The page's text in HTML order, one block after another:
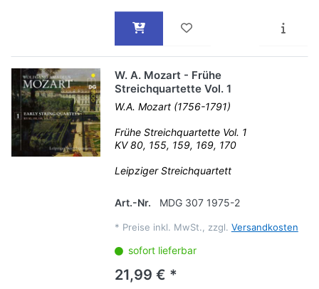
W. A. Mozart - Frühe
Streichquartette Vol. 1
W.A. Mozart (1756-1791)
Frühe Streichquartette Vol. 1
KV 80, 155, 159, 169, 170
Leipziger Streichquartett
Art.-Nr. MDG 307 1975-2
* Preise inkl. MwSt., zzgl. Versandkosten
sofort lieferbar
21,99 € *